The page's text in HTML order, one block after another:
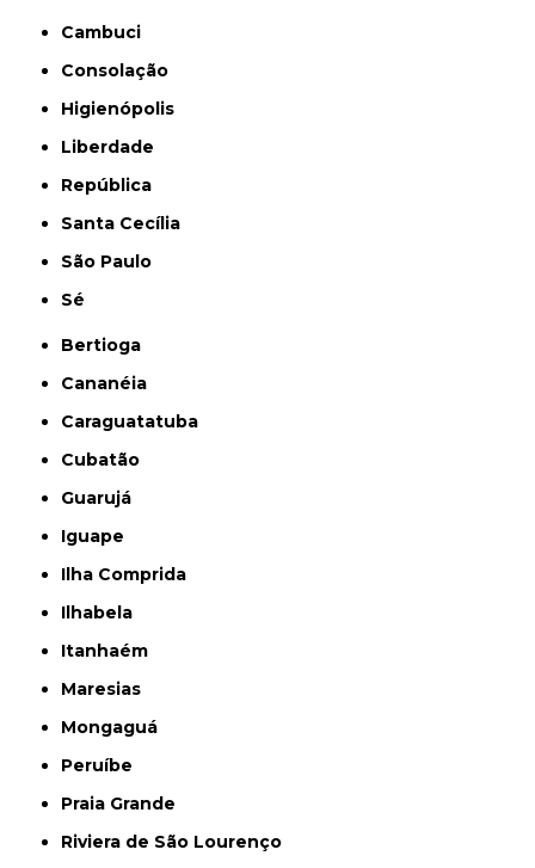
Cambuci
Consolação
Higienópolis
Liberdade
República
Santa Cecília
São Paulo
Sé
Bertioga
Cananéia
Caraguatatuba
Cubatão
Guarujá
Iguape
Ilha Comprida
Ilhabela
Itanhaém
Maresias
Mongaguá
Peruíbe
Praia Grande
Riviera de São Lourenço